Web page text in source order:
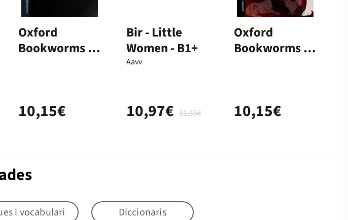
Oxford
Bookworms 3.
10,15€
Bir - Little
Women - B1+
Aavv
11,55€
10,97€
Oxford
Bookworms 3.
10,15€
i vocabulari Diccionaris